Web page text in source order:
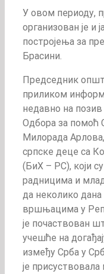
У овом периоду,
организован је и
постројења за
Брасини.
Председник
приликом
недавно на
Одбора за помоћ
Милорада
српске деце са
(БиХ – РС), који
радницима и
да неколико
вршњацима у
је почаствован
учешће на
између Срба у
је